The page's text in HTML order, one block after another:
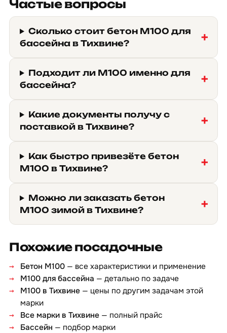
Частые вопросы
Сколько стоит бетон М100 для
бассейна в Тихвине?
Подходит ли М100 именно для
бассейна?
Какие документы получу с
поставкой в Тихвине?
Как быстро привезёте бетон
М100 в Тихвине?
Можно ли заказать бетон
М100 зимой в Тихвине?
Похожие посадочные
Бетон М100 — все характеристики и применение
М100 для бассейна — детально по задаче
М100 в Тихвине — цены по другим задачам этой
марки
Все марки в Тихвине — полный прайс
Бассейн — подбор марки